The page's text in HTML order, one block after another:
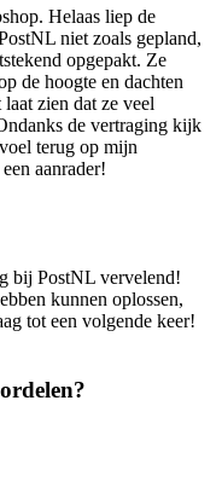
Helaas liep de
niet zoals gepland,
opgepakt. Ze
de hoogte en dachten
zien dat ze veel
de vertraging kijk
terug op mijn
aanrader!
bij PostNL vervelend!
kunnen oplossen,
tot een volgende keer!